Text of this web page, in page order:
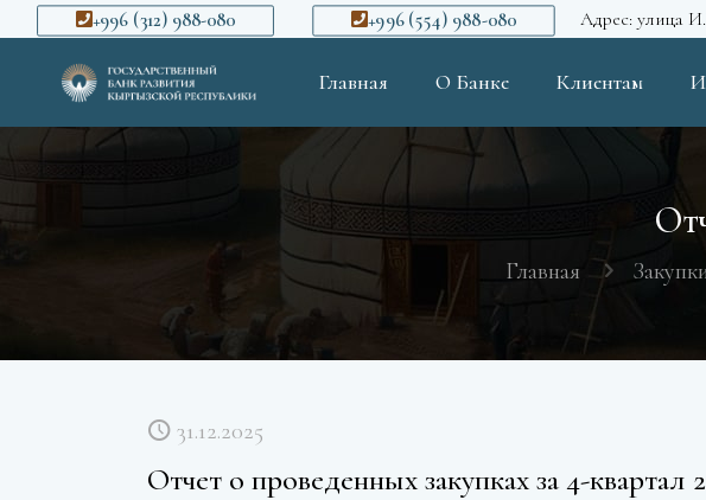
+996 (312) 988-080 +996 (554) 988-080 Адрес: улица
Главная О Банке Клиентам
Главная
31.12.2025
Отчет о проведенных закупках за 4-квартал